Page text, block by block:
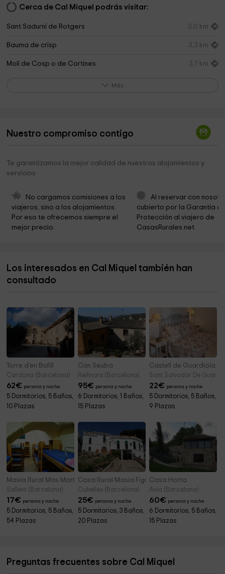
Cerca de Cal Miquel podrás visitar:
Sant Sadurní de Rotgers 3,0 km
Bauma de crisp 3,3 km
Molí de Cosp o de Cortines 3,7 km
Ayuntamiento De La Nou De Bergueda 5,0 km
Molí del Cavaller, INDÒMIT
Ayuntamiento de Borredà
Parròquia de Borredà
Serra de Picancel 6,4 km
IGLESIA DE SANT JAUME DE FRONTANYÀ 6,7 km
Más
Nuestro compromiso contigo
Te garantizamos la mejor calidad de nuestros alojamientos y
servicios
No cargamos comisiones a los
viajeros, sino a los alojamientos.
Por eso te ofrecemos siempre el
mejor precio.
Al reservar con
cubierto por la Garantía
Protección al viajero de
CasasRurales.net
Los interesados en Cal Miquel también han
consultado
Torre d'en Bofill
Cardona (Barcelona)
62€ persona y noche
5 Dormitorios, 5 Baños,
10 Plazas
Can Seuba
Rellinars (Barcelona)
95€ persona y noche
6 Dormitorios, 1 Baños,
15 Plazas
Castell de Guardiola
Sant Salvador De
22€ persona y noche
5 Dormitorios, 5 Baños,
9 Plazas
Masía Rural Mas Martorell
Sallent (Barcelona)
17€ persona y noche
5 Dormitorios, 5 Baños,
54 Plazas
Casa Rural Masia Figueras
Cubelles (Barcelona)
25€ persona y noche
5 Dormitorios, 3 Baños,
20 Plazas
Casa Horta
Avia (Barcelona)
60€ persona y noche
6 Dormitorios, 5 Baños,
15 Plazas
Preguntas frecuentes sobre Cal Miquel